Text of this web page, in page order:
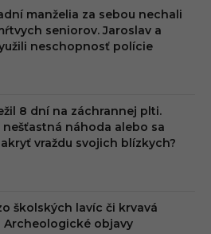
manželia za sebou nechali
seniorov. Jaroslav a
neschopnosť polície
8 dní na záchrannej plti.
nešťastná náhoda alebo sa
vraždu svojich blízkych?
školských lavíc či krvavá
Archeologické objavy